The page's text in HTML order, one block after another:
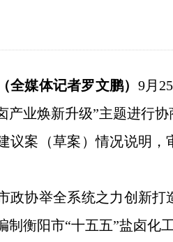
全媒体记者罗文鹏） 9月
产业焕新升级”主题进行
议案（草案）情况说明
政协举全系统之力创新
制衡阳市“十五五”盐卤化